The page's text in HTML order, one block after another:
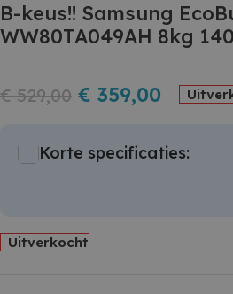
B-keus!! Samsung
WW80TA049AH 8kg
€529,00 € 359,00
Korte specificaties:
Uitverkocht